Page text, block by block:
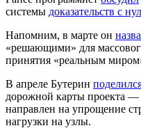
системы доказательств с
Напомним, в марте он
«решающими» для
принятия «реальным
В апреле Бутерин
дорожной карты проекта
направлен на упрощение
нагрузки на узлы.